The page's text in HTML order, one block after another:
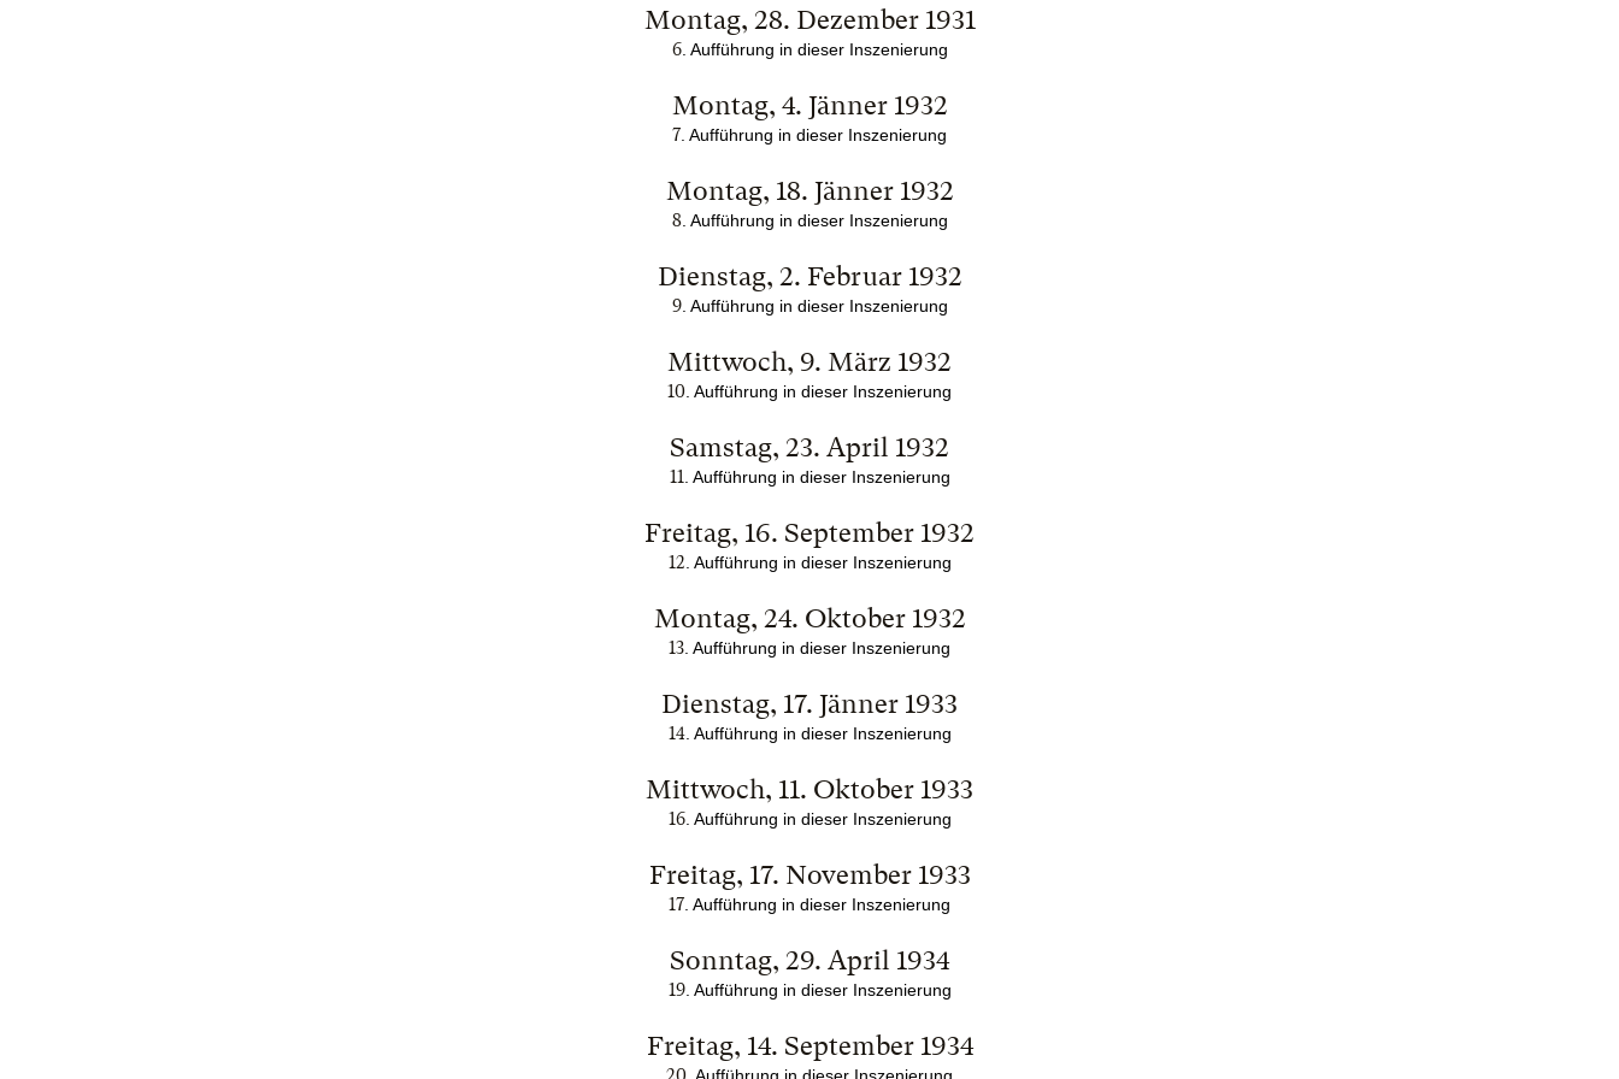
Montag, 28. Dezember 1931
6. Aufführung in dieser Inszenierung
Montag, 4. Jänner 1932
7 . Aufführung in dieser Inszenierung
Montag, 18. Jänner 1932
8. Aufführung in dieser Inszenierung
Dienstag, 2. Februar 1932
9. Aufführung in dieser Inszenierung
Mittwoch, 9. März 1932
10 . Aufführung in dieser Inszenierung
Samstag, 23. April 1932
11 . Aufführung in dieser Inszenierung
Freitag, 16. September 1932
12 . Aufführung in dieser Inszenierung
Montag, 24. Oktober 1932
13 . Aufführung in dieser Inszenierung
Dienstag, 17. Jänner 1933
14. Aufführung in dieser Inszenierung
Mittwoch, 11. Oktober 1933
16. Aufführung in dieser Inszenierung
Freitag, 17. November 1933
17 . Aufführung in dieser Inszenierung
Sonntag, 29. April 1934
19. Aufführung in dieser Inszenierung
Freitag, 14. September 1934